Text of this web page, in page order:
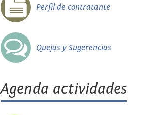
Perfil de contratante
Quejas y Sugerencias
Agenda actividades